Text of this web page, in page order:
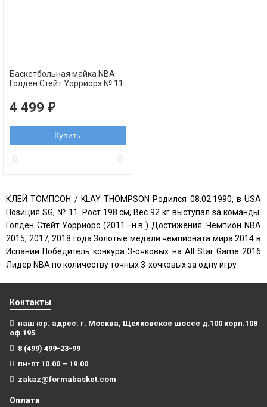
Баскетбольная майка NBA
Голден Стейт Уорриорз № 11
swingman
4 499 ₽
Купить
КЛЕЙ ТОМПСОН / KLAY THOMPSON Родился 08.02.1990, в USA
Позиция SG, № 11. Рост 198 см, Вес 92 кг выступал за команды:
Голден Стейт Уорриорс (2011—н.в ) Достижения: Чемпион NBA
2015, 2017, 2018 года Золотые медали чемпионата мира 2014 в
Испании Победитель конкура 3-очковых на All Star Game 2016
Лидер NBA по количеству точных 3-хочковых за одну игру
Контакты
наш юр. адрес: г. Москва, Щелковское шоссе д.100 корп.108
оф.195
8 (499) 499-23-99
пн-пт 10.00 – 19.00
zakaz@formabasket.com
Оплата